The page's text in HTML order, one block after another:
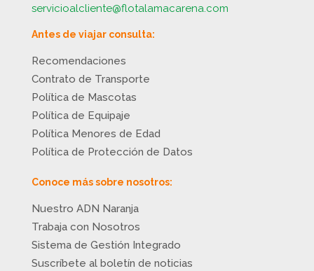
servicioalcliente@flotalamacarena.com
Antes de viajar consulta:
Recomendaciones
Contrato de Transporte
Política de Mascotas
Política de Equipaje
Política Menores de Edad
Política de Protección de Datos
Conoce más sobre nosotros:
Nuestro ADN Naranja
Trabaja con Nosotros
Sistema de Gestión Integrado
Suscríbete al boletín de noticias